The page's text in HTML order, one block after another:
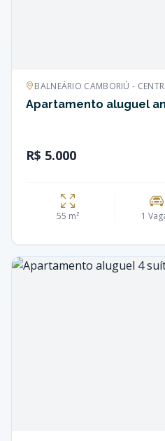
BALNEÁRIO CAMBORIÚ -
Apartamento aluguel
R$ 5.000
55 m² 1